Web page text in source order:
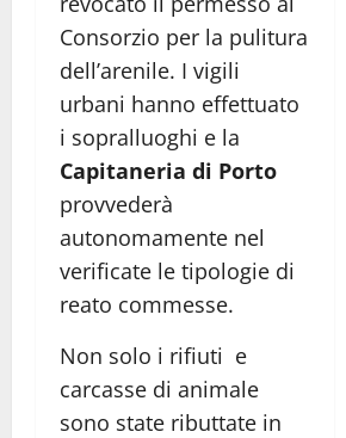
Consorzio per la pulitura
dell’arenile. I vigili
urbani hanno effettuato
i sopralluoghi e la
Capitaneria di Porto
provvederà
autonomamente nel
verificate le tipologie di
reato commesse.
Non solo i rifiuti e
carcasse di animale
sono state ributtate in